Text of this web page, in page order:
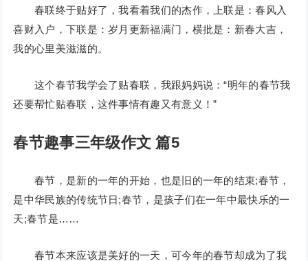
春联终于贴好了，我看着我们的杰作，上联是：春风入
喜财入户，下联是：岁月更新福满门，横批是：新春大吉，
我的心里美滋滋的。
这个春节我学会了贴春联，我跟妈妈说：“明年的春节我
还要帮忙贴春联，这件事情有趣又有意义！”
春节趣事三年级作文 篇5
春节，是新的一年的开始，也是旧的一年的结束;春节，
是中华民族的传统节日;春节，是孩子们在一年中最快乐的一
天;春节是……
春节本来应该是美好的一天，可今年的春节却成为了我